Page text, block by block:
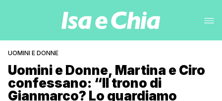
UOMINI E DONNE
Uomini e Donne, Martina e Ciro
confessano: “Il trono di
Gianmarco? Lo guardiamo